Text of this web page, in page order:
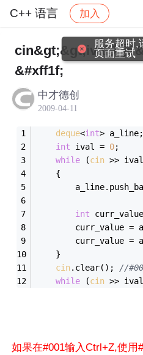
C++ 语言 加入
社区 C++ 语言 帖子
cin&gt;&gt;ival失灵
&#xff1f;
中才德创
2009-04-11
deque<int> a_line;
int ival = 0;
while (cin >>
	{
int
curr_value =
curr_value =
	}
cin.clear(); //
while (cin >>
如果在#001输入Ctrl+Z,使用
服务超时,
页面重试